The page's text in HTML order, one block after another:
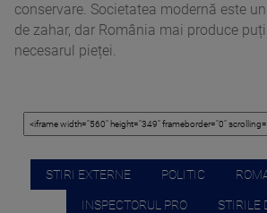
conservare. Societatea modernă este
de zahar, dar România mai produce
necesarul pieței.
STIRI EXTERNE POLITIC
INSPECTORUL PRO STIRILE